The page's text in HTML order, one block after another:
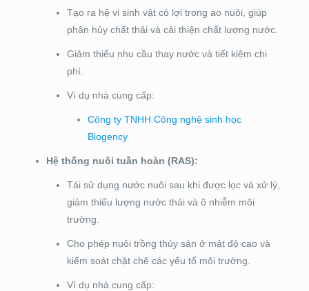
Tạo ra hệ vi sinh vật có lợi trong ao nuôi, giúp
phân hủy chất thải và cải thiện chất lượng nước.
Giảm thiểu nhu cầu thay nước và tiết kiệm chi
phí.
Ví dụ nhà cung cấp:
Công ty TNHH Công nghệ sinh học
Biogency
Hệ thống nuôi tuần hoàn (RAS):
Tái sử dụng nước nuôi sau khi được lọc và xử lý,
giảm thiểu lượng nước thải và ô nhiễm môi
trường.
Cho phép nuôi trồng thủy sản ở mật độ cao và
kiểm soát chặt chẽ các yếu tố môi trường.
Ví dụ nhà cung cấp: